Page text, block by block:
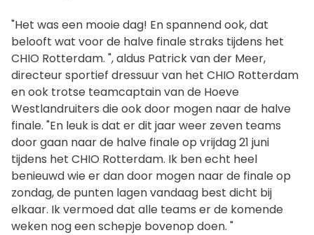
"Het was een mooie dag! En spannend ook, dat
belooft wat voor de halve finale straks tijdens het
CHIO Rotterdam. ", aldus Patrick van der Meer,
directeur sportief dressuur van het CHIO Rotterdam
en ook trotse teamcaptain van de Hoeve
Westlandruiters die ook door mogen naar de halve
finale. "En leuk is dat er dit jaar weer zeven teams
door gaan naar de halve finale op vrijdag 21 juni
tijdens het CHIO Rotterdam. Ik ben echt heel
benieuwd wie er dan door mogen naar de finale op
zondag, de punten lagen vandaag best dicht bij
elkaar. Ik vermoed dat alle teams er de komende
weken nog een schepje bovenop doen. "